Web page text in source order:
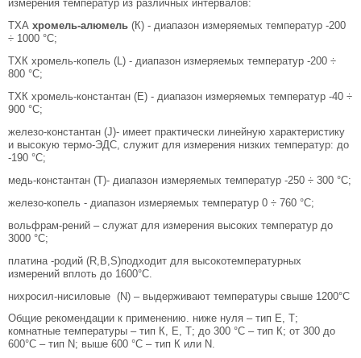
измерения температур из различных интервалов:
ТХА хромель-алюмель (К) - диапазон измеряемых температур -200
÷ 1000 °C;
ТХК хромель-копель (L) - диапазон измеряемых температур -200 ÷
800 °C;
ТХК хромель-константан (Е) - диапазон измеряемых температур -40 ÷
900 °C;
железо-константан (J)- имеет практически линейную характеристику
и высокую термо-ЭДС, служит для измерения низких температур: до
-190 °C;
медь-константан (Т)- диапазон измеряемых температур -250 ÷ 300 °C;
железо-копель - диапазон измеряемых температур 0 ÷ 760 °C;
вольфрам-рений – служат для измерения высоких температур до
3000 °C;
платина -родий (R,B,S)подходит для высокотемпературных
измерений вплоть до 1600°C.
нихросил-нисиловые (N) – выдерживают температуры свыше 1200°C
Общие рекомендации к применению. ниже нуля – тип Е, Т;
комнатные температуры – тип К, Е, Т; до 300 °С – тип К; от 300 до
600°С – тип N; выше 600 °С – тип К или N.